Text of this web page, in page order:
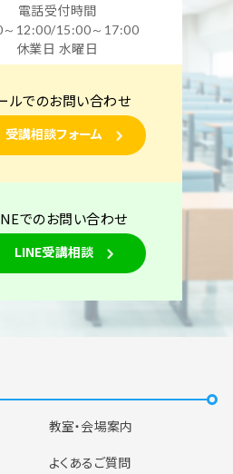
座 電力
年1月10日（日）
種 地獄の特訓【電力】Zoom
日・10日開催
電話受付時間
12:00/15:00～17:00
休業日 水曜日
ルでのお問い合わせ
受講相談フォーム
でのお問い合わせ
LINE受講相談
教室・会場案内
よくあるご質問